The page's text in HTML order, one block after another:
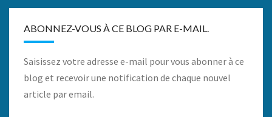
ABONNEZ-VOUS À CE BLOG PAR E-MAIL.
Saisissez votre adresse e-mail pour vous abonner à ce
blog et recevoir une notification de chaque nouvel
article par email.